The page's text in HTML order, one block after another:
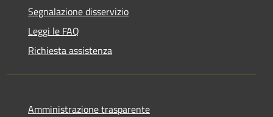
Segnalazione disservizio
Leggi le FAQ
Richiesta assistenza
Amministrazione trasparente